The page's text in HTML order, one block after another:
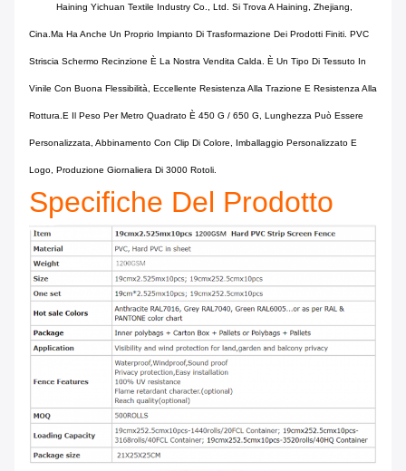
Haining Yichuan Textile Industry Co., Ltd. Si Trova A Haining, Zhejiang,
Cina.ma Ha Anche Un Proprio Impianto Di Trasformazione Dei Prodotti Finiti. PVC
Striscia Schermo Recinzione È La Nostra Vendita Calda. È Un Tipo Di Tessuto In
Vinile Con Buona Flessibilità, Eccellente Resistenza Alla Trazione E Resistenza Alla
Rottura.e Il Peso Per Metro Quadrato È 450 G / 650 G, Lunghezza Può Essere
Personalizzata, Abbinamento Con Clip Di Colore, Imballaggio Personalizzato E
Logo, Produzione Giornaliera Di 3000 Rotoli.
Specifiche Del Prodotto